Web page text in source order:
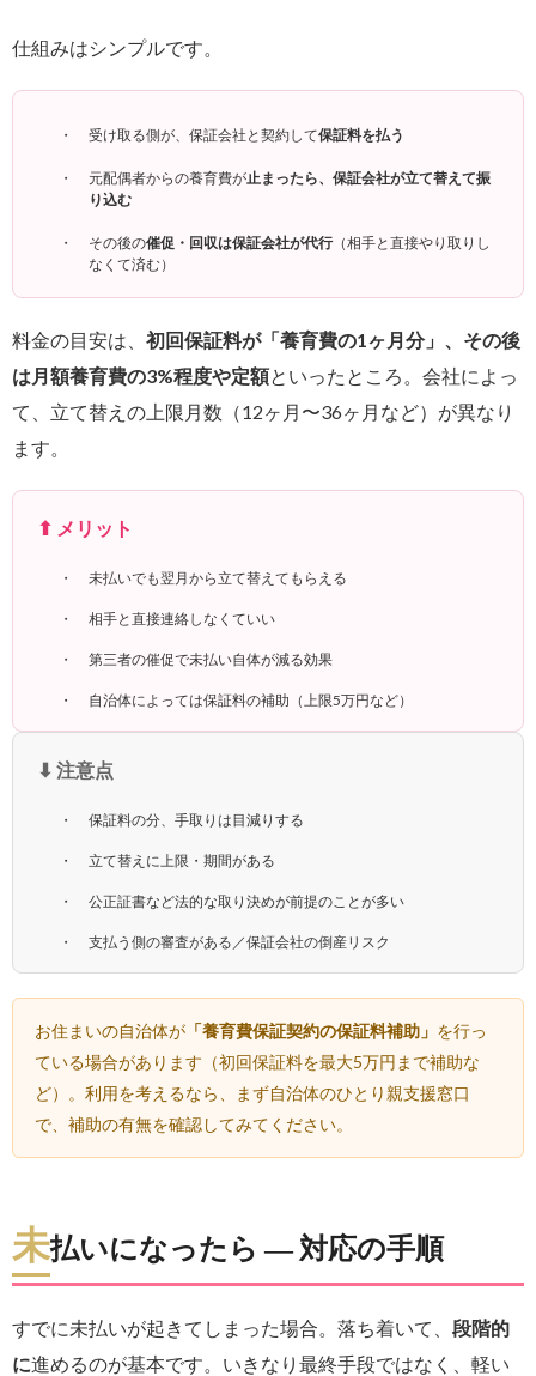
仕組みはシンプルです。
受け取る側が、保証会社と契約して保証料を払う
元配偶者からの養育費が止まったら、保証会社が立て替えて振
り込む
その後の催促・回収は保証会社が代行（相手と直接やり取りし
なくて済む）
料金の目安は、 初回保証料が「養育費の1ヶ月分」、その後
は月額養育費の3%程度や定額といったところ。会社によっ
て、立て替えの上限月数（12ヶ月〜36ヶ月など）が異なり
ます。
⬆ メリット
未払いでも翌月から立て替えてもらえる
相手と直接連絡しなくていい
第三者の催促で未払い自体が減る効果
自治体によっては保証料の補助（上限5万円など）
⬇ 注意点
保証料の分、手取りは目減りする
立て替えに上限・期間がある
公正証書など法的な取り決めが前提のことが多い
支払う側の審査がある／保証会社の倒産リスク
お住まいの自治体が 「養育費保証契約の保証料補助」 を行っ
ている場合があります（初回保証料を最大5万円まで補助な
ど）。利用を考えるなら、まず自治体のひとり親支援窓口
で、補助の有無を確認してみてください。
未払いになったら ― 対応の手順
すでに未払いが起きてしまった場合。落ち着いて、 段階的
に進めるのが基本です。いきなり最終手段ではなく、軽い